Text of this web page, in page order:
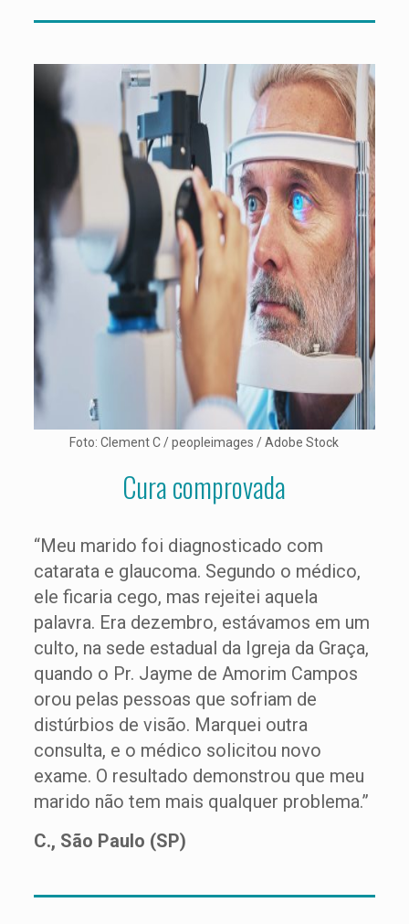
Foto: Clement C / peopleimages / Adobe Stock
Cura comprovada
“Meu marido foi diagnosticado com
catarata e glaucoma. Segundo o médico,
ele ficaria cego, mas rejeitei aquela
palavra. Era dezembro, estávamos em um
culto, na sede estadual da Igreja da Graça,
quando o Pr. Jayme de Amorim Campos
orou pelas pessoas que sofriam de
distúrbios de visão. Marquei outra
consulta, e o médico solicitou novo
exame. O resultado demonstrou que meu
marido não tem mais qualquer problema.”
C., São Paulo (SP)